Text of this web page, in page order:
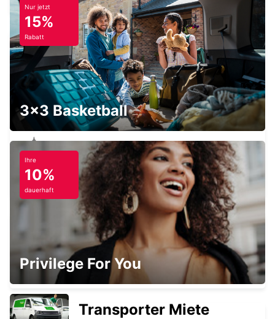
STELLENBOSCH
STELLENBOSCH - SOUTH AFRICA
SOMERSET WEST
WESTERN CAPE - SOUTH AFRICA
GRAAFF REINET
GRAAFF-REINET - SOUTH AFRICA
Nur jetzt
15%
Rabatt
3x3 Basketball
Ihre
10%
dauerhaft
Privilege For You
Transporter Miete